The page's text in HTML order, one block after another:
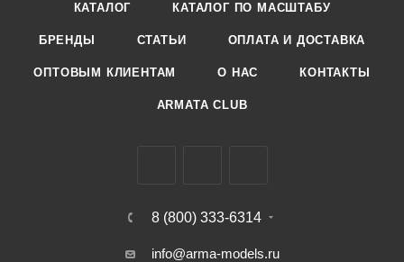
КАТАЛОГ КАТАЛОГ ПО МАСШТАБУ
БРЕНДЫ СТАТЬИ ОПЛАТА И ДОСТАВКА
ОПТОВЫМ КЛИЕНТАМ О НАС КОНТАКТЫ
ARMATA CLUB
8 (800) 333-6314
info@arma-models.ru